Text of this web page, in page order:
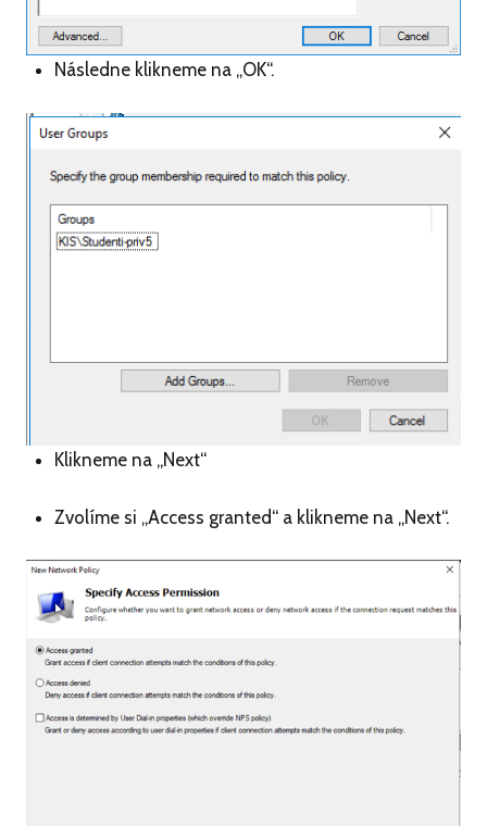
Následne klikneme na „OK“.
Klikneme na „Next“
Zvolíme si „Access granted“ a klikneme na „Next“.